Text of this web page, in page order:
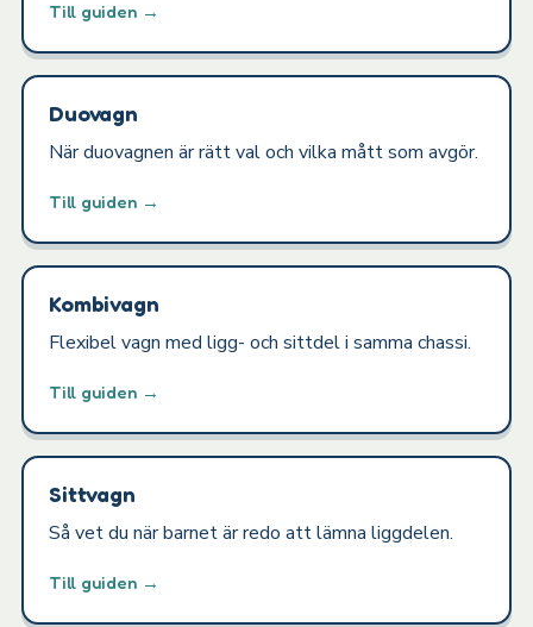
Till guiden →
Duovagn
När duovagnen är rätt val och vilka mått som avgör.
Till guiden →
Kombivagn
Flexibel vagn med ligg- och sittdel i samma chassi.
Till guiden →
Sittvagn
Så vet du när barnet är redo att lämna liggdelen.
Till guiden →